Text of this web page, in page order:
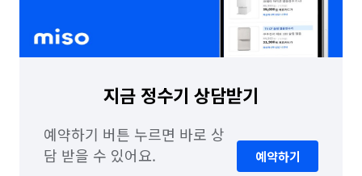
지금 정수기 상담받기
예약하기 버튼 누르면 바로 상
담 받을 수 있어요.
예약하기